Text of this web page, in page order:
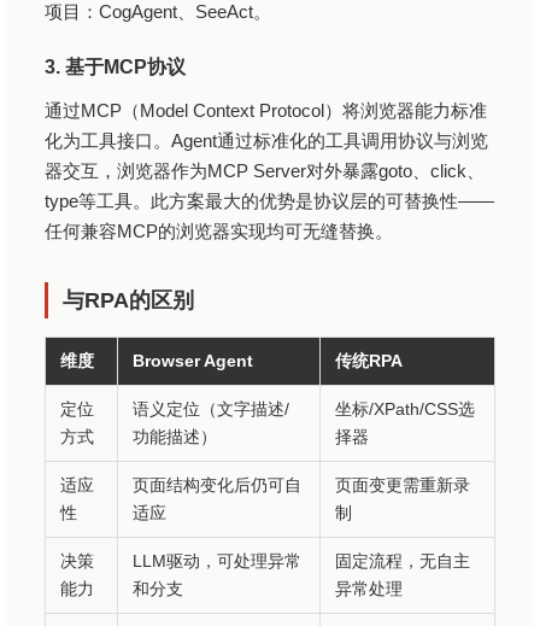
项目：CogAgent、SeeAct。
3. 基于MCP协议
通过MCP（Model Context Protocol）将浏览器能力标准
化为工具接口。Agent通过标准化的工具调用协议与浏览
器交互，浏览器作为MCP Server对外暴露goto、click、
type等工具。此方案最大的优势是协议层的可替换性——
任何兼容MCP的浏览器实现均可无缝替换。
与RPA的区别
维度 Browser Agent 传统RPA
定位
方式
语义定位（文字描述/
功能描述）
坐标/XPath/CSS选
择器
适应
性
页面结构变化后仍可自
适应
页面变更需重新录
制
决策
能力
LLM驱动，可处理异常
和分支
固定流程，无自主
异常处理